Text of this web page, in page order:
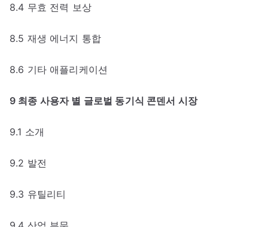
8.4 무효 전력 보상
8.5 재생 에너지 통합
8.6 기타 애플리케이션
9 최종 사용자 별 글로벌 동기식 콘덴서 시장
9.1 소개
9.2 발전
9.3 유틸리티